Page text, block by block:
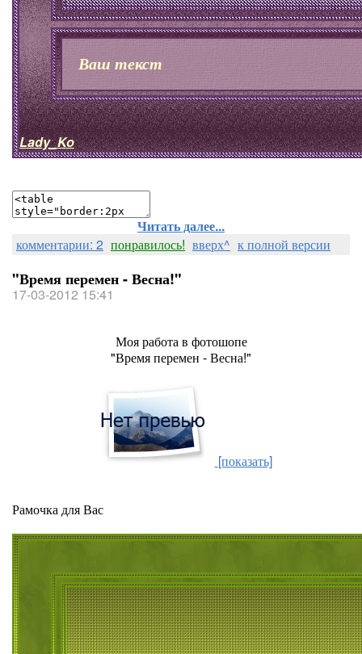
Ваш текст
Lady_Ko
Читать далее...
комментарии: 2 понравилось! вверх^ к полной версии
"Время перемен - Весна!"
17-03-2012 15:41
Моя работа в фотошопе
"Время перемен - Весна!"
[показать]
Рамочка для Вас